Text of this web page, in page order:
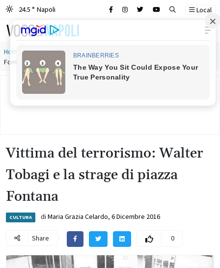
24.5 ° Napoli Local
Main Navigation
Home »Vittima del terrorismo: Walter Tobagi e la strage di piazza
Fontana
Vittima del terrorismo: Walter
Tobagi e la strage di piazza
Fontana
CULTURA di Maria Grazia Celardo, 6 Dicembre 2016
Share 0